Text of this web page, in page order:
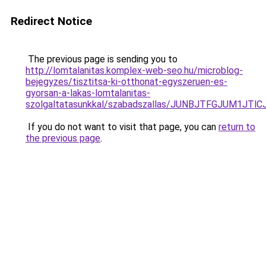
Redirect Notice
The previous page is sending you to
http://lomtalanitas.komplex-web-seo.hu/microblog-
bejegyzes/tisztitsa-ki-otthonat-egyszeruen-es-
gyorsan-a-lakas-lomtalanitas-
szolgaltatasunkkal/szabadszallas/
If you do not want to visit that page, you can return to
the previous page.